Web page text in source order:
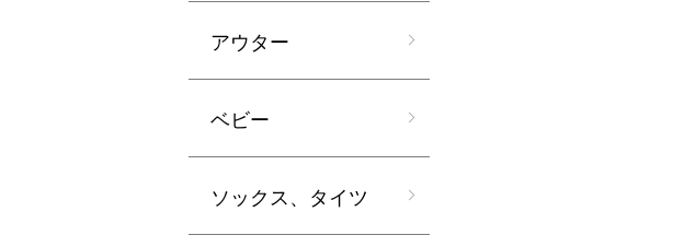
アウター
ベビー
ソックス、タイツ